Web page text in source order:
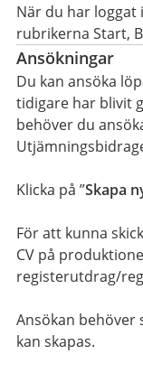
När du har loggat
rubrikerna Start,
Ansökningar
Du kan ansöka
tidigare har blivit
behöver du
Klicka på ”Skapa
För att kunna
CV på
registerutdrag/
Ansökan behöver
kan skapas.